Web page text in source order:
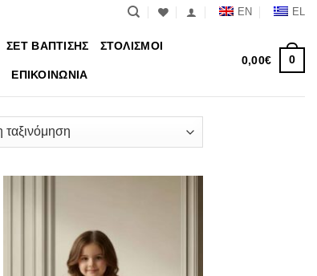
EN EL
ΣΕΤ ΒΑΠΤΙΣΗΣ ΣΤΟΛΙΣΜΟΙ
ΕΠΙΚΟΙΝΩΝΙΑ
0,00€ 0